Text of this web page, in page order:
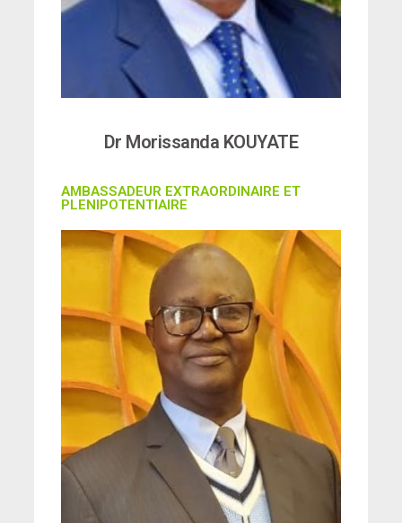
Dr Morissanda KOUYATE
AMBASSADEUR EXTRAORDINAIRE ET
PLENIPOTENTIAIRE